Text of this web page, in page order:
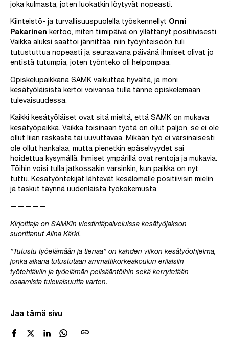
joka kulmasta, joten luokatkin löytyvät nopeasti.
Kiinteistö- ja turvallisuuspuolella työskennellyt Onni
Pakarinen kertoo, miten tiimipäivä on yllättänyt positiivisesti.
Vaikka aluksi saattoi jännittää, niin työyhteisöön tuli
tutustuttua nopeasti ja seuraavana päivänä ihmiset olivat jo
entistä tutumpia, joten työnteko oli helpompaa.
Opiskelupaikkana SAMK vaikuttaa hyvältä, ja moni
kesätyöläisistä kertoi voivansa tulla tänne opiskelemaan
tulevaisuudessa.
Kaikki kesätyöläiset ovat sitä mieltä, että SAMK on mukava
kesätyöpaikka. Vaikka toisinaan työtä on ollut paljon, se ei ole
ollut liian raskasta tai uuvuttavaa. Mikään työ ei varsinaisesti
ole ollut hankalaa, mutta pienetkin epäselvyydet sai
hoidettua kysymällä. Ihmiset ympärillä ovat rentoja ja mukavia.
Töihin voisi tulla jatkossakin varsinkin, kun paikka on nyt
tuttu. Kesätyöntekijät lähtevät kesälomalle positiivisin mielin
ja taskut täynnä uudenlaista työkokemusta.
—————
Kirjoittaja on SAMKin viestintäpalveluissa kesätyöjakson
suorittanut Alina Kärki.
”Tutustu työelämään ja tienaa” on kahden viikon kesätyöohjelma,
jonka aikana tutustutaan ammattikorkeakoulun erilaisiin
työtehtäviin ja työelämän pelisääntöihin sekä kerrytetään
osaamista tulevaisuutta varten.
Jaa tämä sivu
link